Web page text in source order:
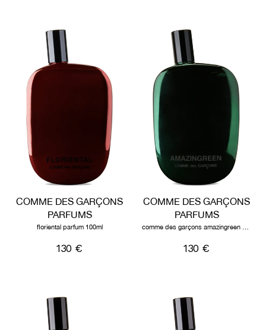
COMME DES GARÇONS
PARFUMS
floriental parfum 100ml
130 €
COMME DES GARÇONS
PARFUMS
130 €